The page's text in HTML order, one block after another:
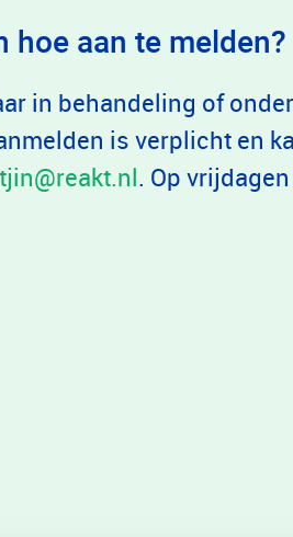
hoe aan te melden?
in behandeling of
is verplicht en
. Op